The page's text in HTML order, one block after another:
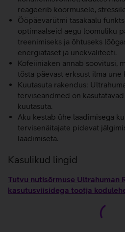
reageerib koormusele,
Ööpäevarütmi tasakaalu
optimaalseid aegu loomuliku
treenimiseks ja õhtuseks
energiataset ja unekvaliteeti.
Kofeiiniaken annab soovitusi,
tõsta päevast erksust ilma une
Kuutasuta rakendus:
terviseandmed on
kuutasuta.
Aku kestab ühe laadimisega
tervisenäitajate pidevat
laadimiseta.
Kasulikud lingid
Tutvu nutisõrmuse Ultrahuman
kasutusviisidega tootja